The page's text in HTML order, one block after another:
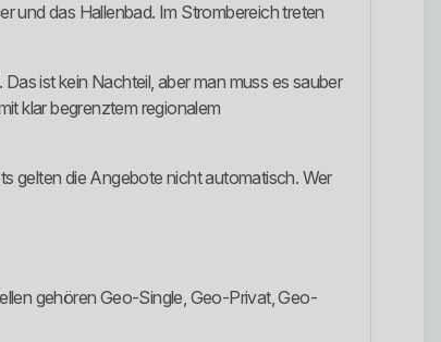
und das Hallenbad. Im Strombereich treten
ist kein Nachteil, aber man muss es sauber
klar begrenztem regionalem
gelten die Angebote nicht automatisch. Wer
gehören Geo-Single, Geo-Privat, Geo-